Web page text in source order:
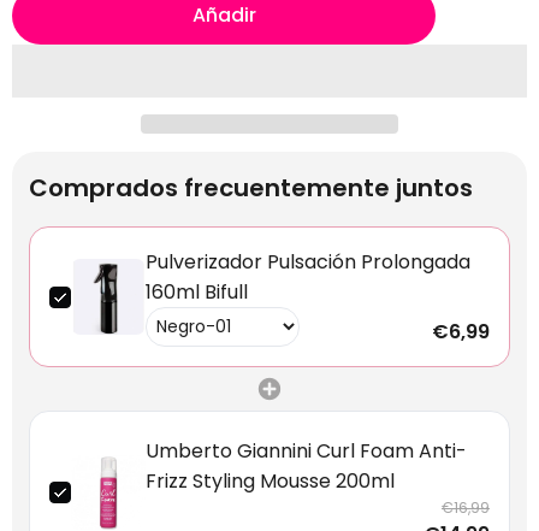
Añadir
Comprados frecuentemente juntos
Pulverizador Pulsación Prolongada
160ml Bifull
€6,99
Umberto Giannini Curl Foam Anti-
Frizz Styling Mousse 200ml
€16,99